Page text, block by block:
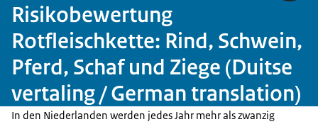
Risikobewertung
Rotfleischkette: Rind, Schwein,
Pferd, Schaf und Ziege (Duitse
vertaling / German translation)
In den Niederlanden werden jedes Jahr mehr als zwanzig